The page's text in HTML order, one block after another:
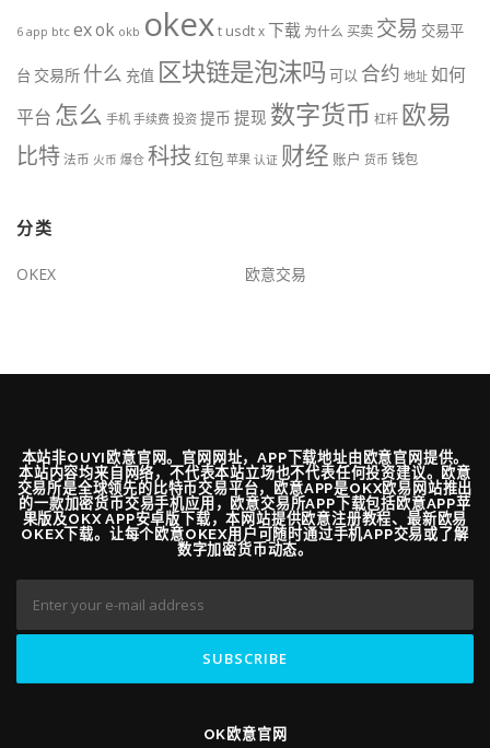
6 app btc exok okb okext usdtx下载 为什么 买卖 交易 交易平
台 交易所 什么 充值 区块链是泡沫吗 可以 合约 地址 如何
平台 怎么 手机 手续费 投资 提币 提现 数字货币 杠杆 欧易
比特法币 火币 爆仓 科技 红包 苹果 认证 财经 账户 货币 钱包
分类
OKEX 欧意交易
本站非OUYI欧意官网。官网网址，APP下载地址由欧意官网提供。
本站内容均来自网络，不代表本站立场也不代表任何投资建议。欧意
交易所是全球领先的比特币交易平台，欧意APP是OKX欧易网站推出
的一款加密货币交易手机应用，欧意交易所APP下载包括欧意APP苹
果版及OKX APP安卓版下载，本网站提供欧意注册教程、最新欧易
OKEX下载。让每个欧意OKEX用户可随时通过手机APP交易或了解
数字加密货币动态。
OK欧意官网